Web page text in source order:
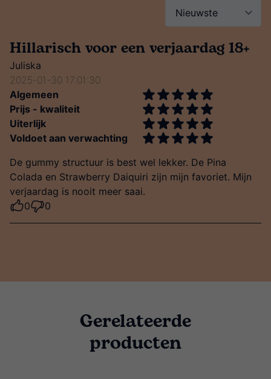
Hillarisch voor een verjaardag 18+
Juliska
2025-01-30 17:01:30
Algemeen
Prijs - kwaliteit
Uiterlijk
Voldoet aan verwachting
De gummy structuur is best wel lekker. De Pina
Colada en Strawberry Daiquiri zijn mijn favoriet. Mijn
verjaardag is nooit meer saai.
0
0
Gerelateerde
producten